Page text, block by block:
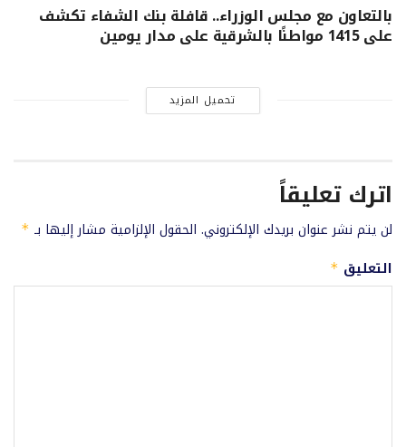
بالتعاون مع مجلس الوزراء.. قافلة بنك الشفاء تكشف
على 1415 مواطنًا بالشرقية على مدار يومين
تحميل المزيد
اترك تعليقاً
لن يتم نشر عنوان بريدك الإلكتروني. الحقول الإلزامية مشار إليها بـ *
التعليق *